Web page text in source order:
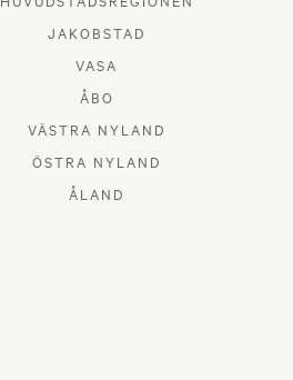
JAKOBSTAD
VASA
ÅBO
VÄSTRA NYLAND
ÖSTRA NYLAND
ÅLAND